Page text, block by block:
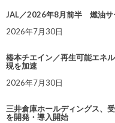
JAL／2026年8月前半 燃油サ
2026年7月30日
椿本チエイン／再生可能エネ
現を加速
2026年7月30日
三井倉庫ホールディングス、
を開発・導入開始